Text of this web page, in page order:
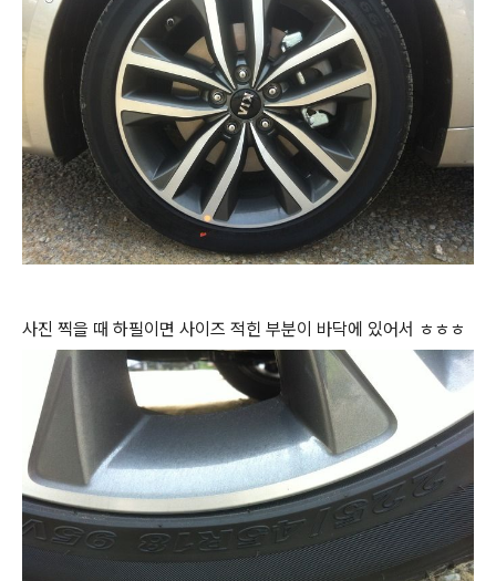
사진 찍을 때 하필이면 사이즈 적힌 부분이 바닥에 있어서 ㅎㅎㅎ